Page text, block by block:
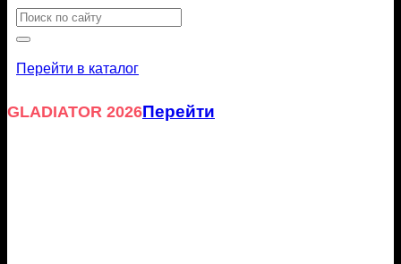
Искать:
Перейти в каталог
GLADIATOR 2026Перейти